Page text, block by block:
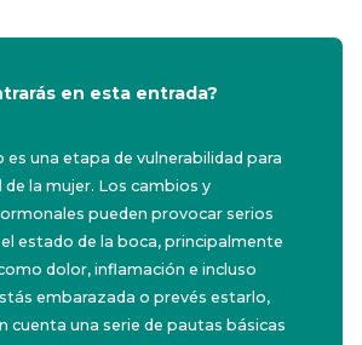
en esta entrada?
es una etapa de vulnerabilidad para
de la mujer. Los cambios y
pueden provocar serios
estado de la boca, principalmente
dolor, inflamación e incluso
embarazada o prevés estarlo,
cuenta una serie de pautas básicas